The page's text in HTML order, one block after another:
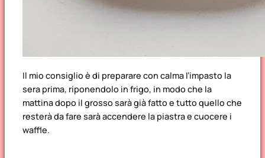
Il mio consiglio è di preparare con calma l’impasto la
sera prima, riponendolo in frigo, in modo che la
mattina dopo il grosso sarà già fatto e tutto quello che
resterà da fare sarà accendere la piastra e cuocere i
waffle.